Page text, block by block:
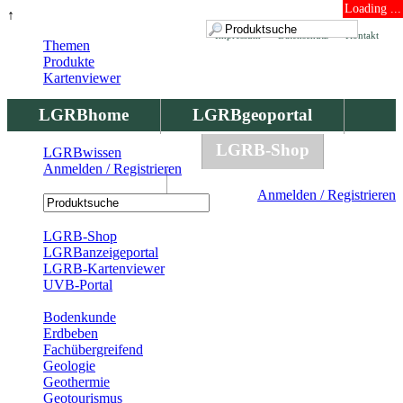
↑ Loading ...
Kontakt
Datenschutz
Impressum
LGRBhome
LGRBgeoportal
LGRBbohrungen
LGRB-Shop
Anmelden / Registrieren
Themen
Produkte
Kartenviewer
LGRBwissen
Anmelden / Registrieren
LGRB-Shop
LGRBanzeigeportal
LGRB-Kartenviewer
UVB-Portal
Bodenkunde
Erdbeben
Fachübergreifend
Geologie
Geothermie
Geotourismus